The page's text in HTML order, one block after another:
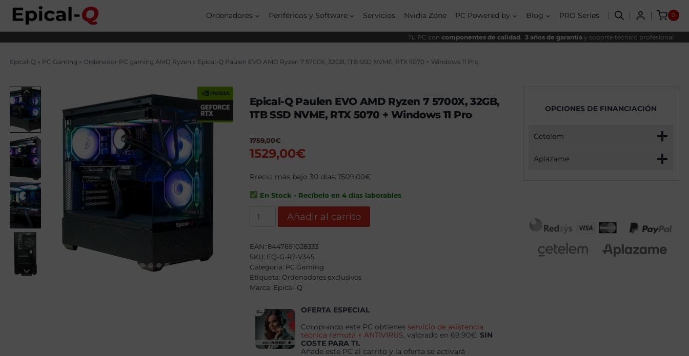
contenido
Ordenadores Periféricos y Software Servicios Nvidia Zone PC Powered by Blog PRO Series 0
Tu PC con componentes de calidad, 3 años de garantía y soporte técnico profesional
Epical-Q » PC Gaming » Ordenador PC gaming AMD Ryzen » Epical-Q Paulen EVO AMD Ryzen 7 5700X, 32GB, 1TB SSD NVME, RTX 5070 + Windows 11 Pro
Epical-Q Paulen EVO AMD Ryzen 7 5700X, 32GB,
1TB SSD NVME, RTX 5070 + Windows 11 Pro
1759,00€
El
original
era:
1759,00€.
1529,00€El
actual
es:
1529,00€.
Precio más bajo 30 días: 1509,00€
En Stock - Recíbelo en 4 días laborables
AMD
Ryzen
7
5700X,
32GB,
1TB
SSD
RTX
5070
Windows
Pro
Añadir al carrito
EAN: 8447691028333
SKU: EQ-G-R7-V345
Categoría: PC Gaming
Etiqueta: Ordenadores exclusivos
Marca: Epical-Q
OFERTA ESPECIAL
Comprando este PC obtienes servicio de asistencia
técnica remota + ANTIVIRUS, valorado en 69.90€, SIN
COSTE PARA TI.
Añade este PC al carrito y la oferta se activará
OPCIONES DE FINANCIACIÓN
Cetelem
Aplazame
era:
1759,00€.
es:
1529,00€.
AMD
Ryzen
5700X,
32GB,
11